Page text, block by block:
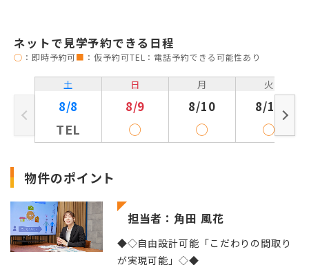
ネットで見学予約できる日程
◯ ：即時予約可■ ：仮予約可TEL：電話予約できる可能性あり
土
8/8
TEL
日
8/9
◯
月
8/10
◯
火
8/11
◯
物件のポイント
担当者：角田 風花
◆◇自由設計可能「こだわりの間取り
が実現可能」◇◆